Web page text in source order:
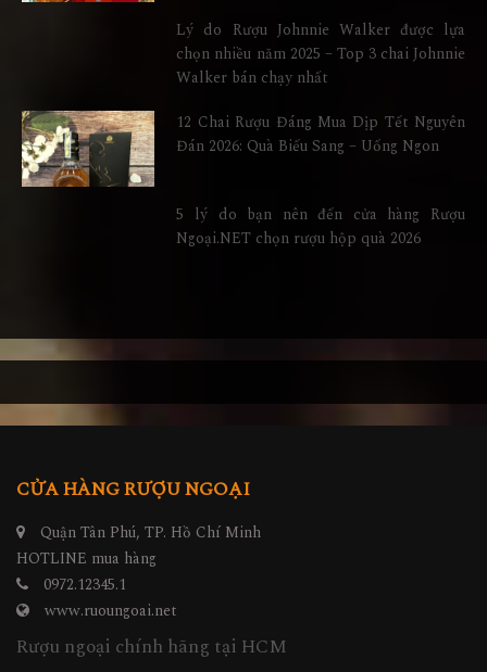
Lý do Rượu Johnnie Walker được lựa
chọn nhiều năm 2025 – Top 3 chai Johnnie
Walker bán chạy nhất
12 Chai Rượu Đáng Mua Dịp Tết Nguyên
Đán 2026: Quà Biếu Sang – Uống Ngon
5 lý do bạn nên đến cửa hàng Rượu
Ngoại.NET chọn rượu hộp quà 2026
CỬA HÀNG RƯỢU NGOẠI
Quận Tân Phú, TP. Hồ Chí Minh
HOTLINE mua hàng
0972.12345.1
www.ruoungoai.net
Rượu ngoại chính hãng tại HCM